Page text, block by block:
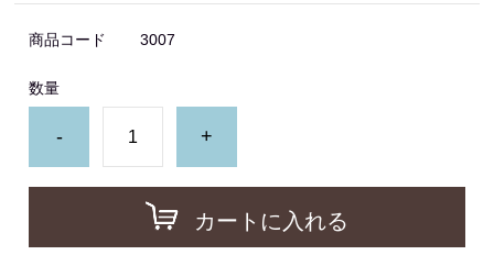
商品コード 3007
数量
- +
カートに入れる